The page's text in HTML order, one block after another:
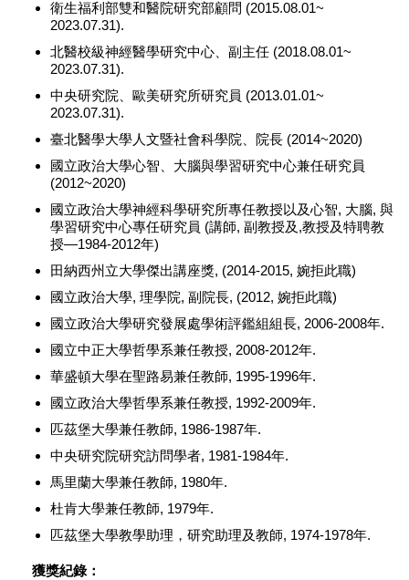
衛生福利部雙和醫院研究部顧問 (2015.08.01~
2023.07.31).
北醫校級神經醫學研究中心、副主任 (2018.08.01~
2023.07.31).
中央研究院、歐美研究所研究員 (2013.01.01~
2023.07.31).
臺北醫學大學人文暨社會科學院、院長 (2014~2020)
國立政治大學心智、大腦與學習研究中心兼任研究員
(2012~2020)
國立政治大學神經科學研究所專任教授以及心智, 大腦, 與
學習研究中心專任研究員 (講師, 副教授及,教授及特聘教
授—1984-2012年)
田納西州立大學傑出講座獎, (2014-2015, 婉拒此職)
國立政治大學, 理學院, 副院長, (2012, 婉拒此職)
國立政治大學研究發展處學術評鑑組組長, 2006-2008年.
國立中正大學哲學系兼任教授, 2008-2012年.
華盛頓大學在聖路易兼任教師, 1995-1996年.
國立政治大學哲學系兼任教授, 1992-2009年.
匹茲堡大學兼任教師, 1986-1987年.
中央研究院研究訪問學者, 1981-1984年.
馬里蘭大學兼任教師, 1980年.
杜肯大學兼任教師, 1979年.
匹茲堡大學教學助理，研究助理及教師, 1974-1978年.
獲獎紀錄：